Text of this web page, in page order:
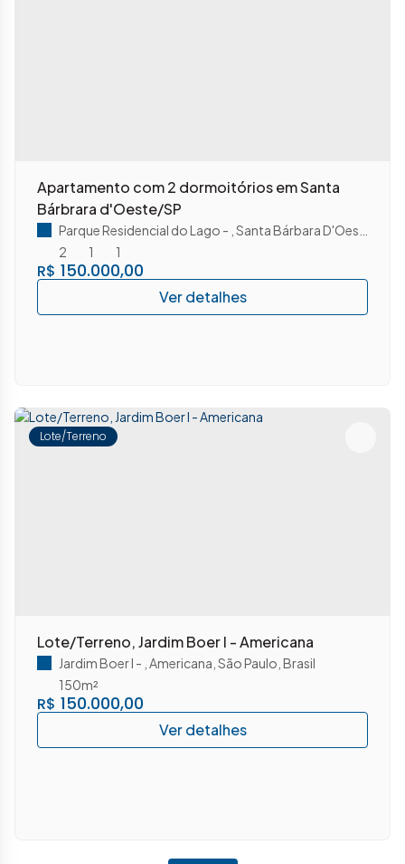
Apartamento com 2 dormoitórios em Santa
Bárbrara d'Oeste/SP
R$ 150.000,00
Parque Residencial do Lago Santa Bárbara D'Oeste
2
1 1
Lote/Terreno
Lote/Terreno, Jardim Boer I - Americana
R$ 150.000,00
Jardim Boer I Americana São Paulo Brasil
150m²